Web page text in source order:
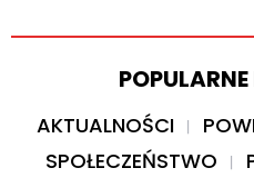
AKTUALNOŚCI
SPOŁECZEŃSTWO